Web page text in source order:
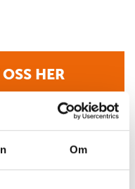
Om
HER